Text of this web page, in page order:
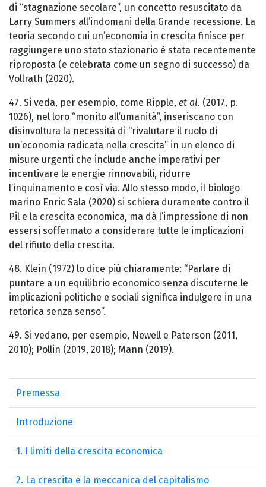
di “stagnazione secolare”, un concetto resuscitato da
Larry Summers all’indomani della Grande recessione. La
teoria secondo cui un’economia in crescita finisce per
raggiungere uno stato stazionario è stata recentemente
riproposta (e celebrata come un segno di successo) da
Vollrath (2020).
47. Si veda, per esempio, come Ripple, et al. (2017, p.
1026), nel loro “monito all’umanità”, inseriscano con
disinvoltura la necessità di “rivalutare il ruolo di
un’economia radicata nella crescita” in un elenco di
misure urgenti che include anche imperativi per
incentivare le energie rinnovabili, ridurre
l’inquinamento e così via. Allo stesso modo, il biologo
marino Enric Sala (2020) si schiera duramente contro il
Pil e la crescita economica, ma dà l’impressione di non
essersi soffermato a considerare tutte le implicazioni
del rifiuto della crescita.
48. Klein (1972) lo dice più chiaramente: “Parlare di
puntare a un equilibrio economico senza discuterne le
implicazioni politiche e sociali significa indulgere in una
retorica senza senso”.
49. Si vedano, per esempio, Newell e Paterson (2011,
2010); Pollin (2019, 2018); Mann (2019).
Premessa
Introduzione
1. I limiti della crescita economica
2. La crescita e la meccanica del capitalismo